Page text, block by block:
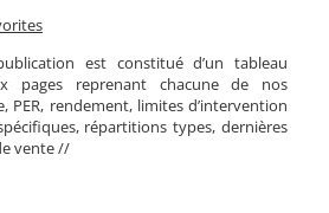
est constitué d’un tableau
pages reprenant chacune de nos
PER, rendement, limites d’intervention
répartitions types, dernières
vente //